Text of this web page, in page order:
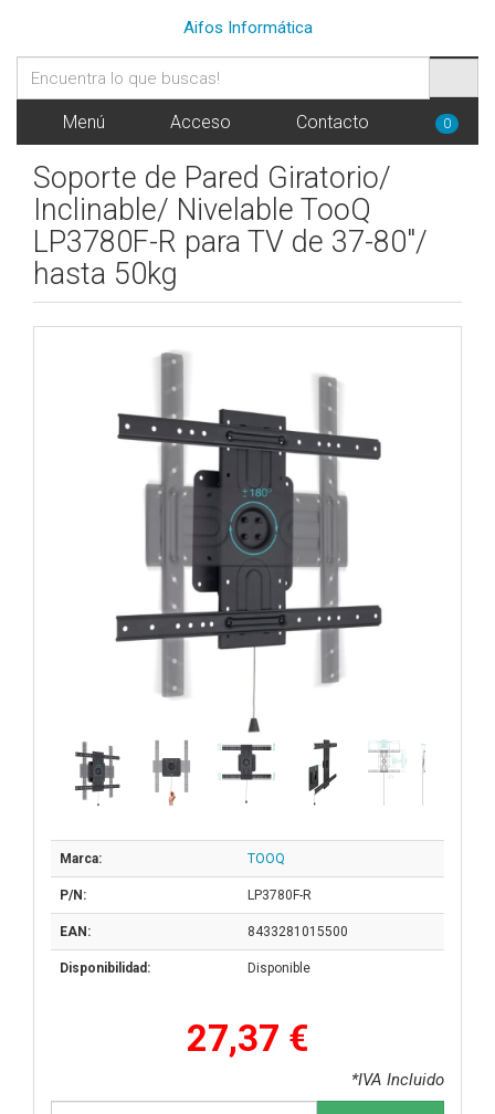
Aifos Informática
Menú Acceso Contacto 0
Soporte de Pared Giratorio/
Inclinable/ Nivelable TooQ
LP3780F-R para TV de 37-80"/
hasta 50kg
Marca: TOOQ
P/N: LP3780F-R
EAN: 8433281015500
Disponibilidad: Disponible
27,37 €
*IVA Incluido